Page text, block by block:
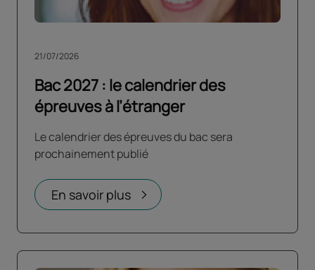
Bac 2027 : le calendrier des
épreuves à l’étranger
21/07/2026
Le calendrier des épreuves du bac sera
prochainement publié
En savoir plus